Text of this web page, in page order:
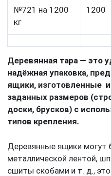
№721 на 1200
кг
1200
Деревянная тара — это
надёжная упаковка,
ящики, изготовленные
заданных размеров
доски, брусков) с
типов крепления.
Деревянные ящики могут
металлической лентой,
сшиты скобами и т. д.,